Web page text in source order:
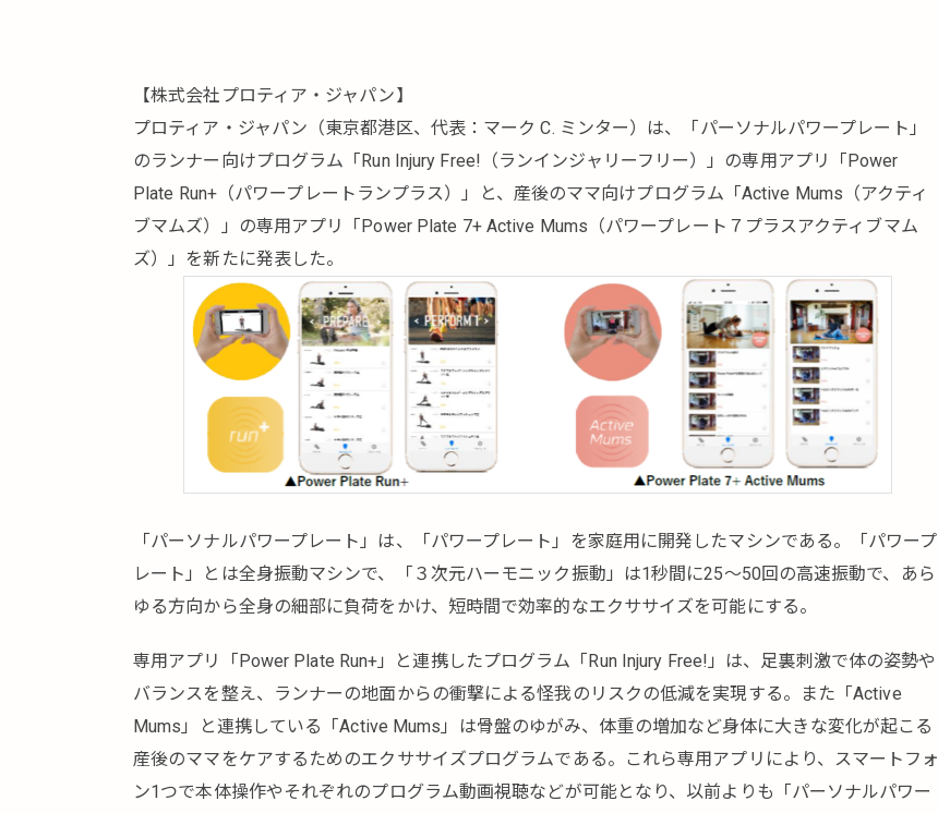
【株式会社プロティア・ジャパン】
プロティア・ジャパン（東京都港区、代表：マーク C. ミンター）は、「パーソナルパワープレート」
のランナー向けプログラム「Run Injury Free!（ランインジャリーフリー）」の専用アプリ「Power
Plate Run+（パワープレートランプラス）」と、産後のママ向けプログラム「Active Mums（アクティ
ブマムズ）」の専用アプリ「Power Plate 7+ Active Mums（パワープレート７プラスアクティブマム
ズ）」を新たに発表した。
「パーソナルパワープレート」は、「パワープレート」を家庭用に開発したマシンである。「パワープ
レート」とは全身振動マシンで、「３次元ハーモニック振動」は1秒間に25〜50回の高速振動で、あら
ゆる方向から全身の細部に負荷をかけ、短時間で効率的なエクササイズを可能にする。
専用アプリ「Power Plate Run+」と連携したプログラム「Run Injury Free!」は、足裏刺激で体の姿勢や
バランスを整え、ランナーの地面からの衝撃による怪我のリスクの低減を実現する。また「Active
Mums」と連携している「Active Mums」は骨盤のゆがみ、体重の増加など身体に大きな変化が起こる
産後のママをケアするためのエクササイズプログラムである。これら専用アプリにより、スマートフォ
ン1つで本体操作やそれぞれのプログラム動画視聴などが可能となり、以前よりも「パーソナルパワー